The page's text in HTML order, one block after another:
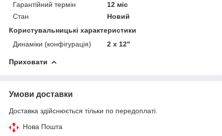
Гарантійний термін
12 міс
Стан
Новий
Користувальницькі характеристики
Динаміки (конфігурація)
2 x 12"
Приховати
Умови доставки
Доставка здійснюється тільки по передоплаті.
Нова Пошта